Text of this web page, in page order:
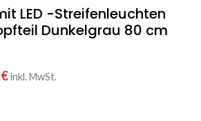
LED -Streifenleuchten
Dunkelgrau 80 cm
€inkl. MwSt.